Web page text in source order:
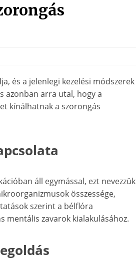
és a jelenlegi kezelési módszerek
azonban arra utal, hogy a
kínálhatnak a szorongás
áll egymással, ezt nevezzük
összessége,
szerint a bélflóra
mentális zavarok kialakulásához.